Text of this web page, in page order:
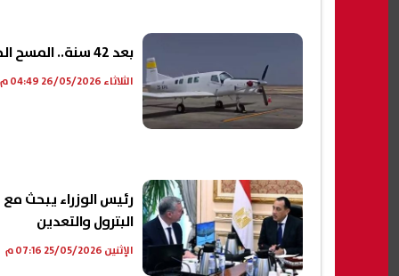
بعد 42 سنة.. المسح الجوي بداية جديدة للتعدين في مصر|فيديو
الثلاثاء 26/05/2026 04:49 م
رئيس الوزراء يبحث
البترول والتعدين
الإثنين 25/05/2026 07:16 م